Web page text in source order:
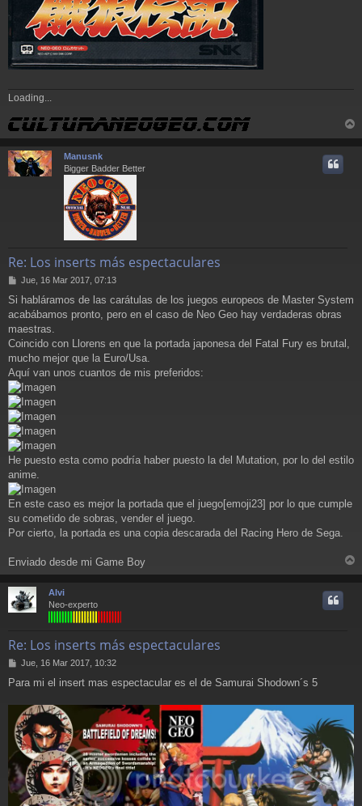
Loading...
r
Manusnk
Bigger Badder Better
Re: Los inserts más espectaculares
M
n
s
a
j
Jue, 16 Mar 2017, 07:13
Si habláramos de las carátulas de los juegos europeos de Master System
acabábamos pronto, pero en el caso de Neo Geo hay verdaderas obras
maestras.
Coincido con Llorens en que la portada japonesa del Fatal Fury es brutal,
mucho mejor que la Euro/Usa.
Aquí van unos cuantos de mis preferidos:
He puesto esta como podría haber puesto la del Mutation, por lo del estilo
anime.
En este caso es mejor la portada que el juego[emoji23] por lo que cumple
su cometido de sobras, vender el juego.
Por cierto, la portada es una copia descarada del Racing Hero de Sega.
Enviado desde mi Game Boy
r
Alvi
Neo-experto
Re: Los inserts más espectaculares
M
n
a
j
e
Jue, 16 Mar 2017, 10:32
Para mi el insert mas espectacular es el de Samurai Shodown´s 5